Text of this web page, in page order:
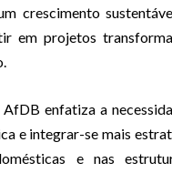
crescimento
em projetos
enfatiza a
e integrar-se mais
e nas